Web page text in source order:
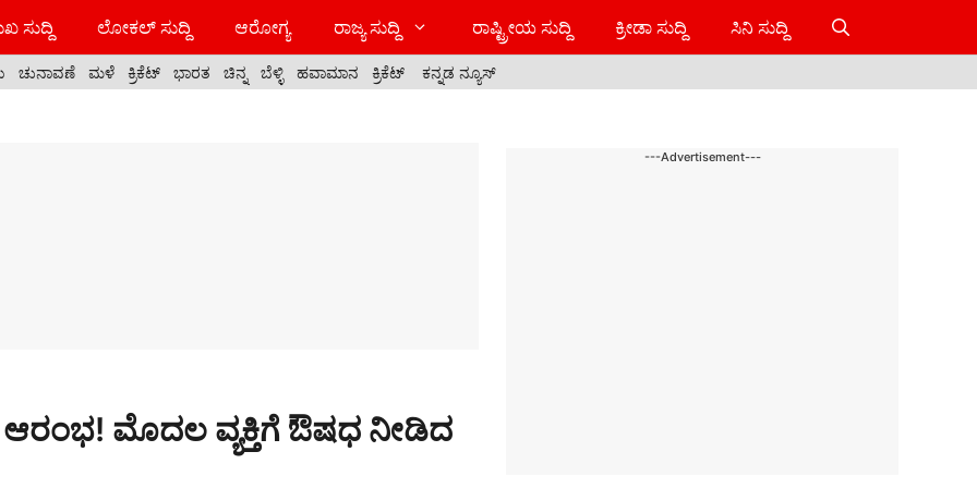
ಸುದ್ದಿ ಲೋಕಲ್ ಸುದ್ದಿ ಆರೋಗ್ಯ ರಾಜ್ಯ ಸುದ್ದಿ ರಾಷ್ಟ್ರೀಯ ಸುದ್ದಿ ಕ್ರೀಡಾ ಸುದ್ದಿ ಸಿನಿ ಸುದ್ದಿ
ಚುನಾವಣೆ ಮಳೆ ಕ್ರಿಕೆಟ್ ಭಾರತ ಚಿನ್ನ ಬೆಳ್ಳಿ ಹವಾಮಾನ ಕ್ರಿಕೆಟ್ ಕನ್ನಡ ನ್ಯೂಸ್
ಆರಂಭ! ಮೊದಲ ವ್ಯಕ್ತಿಗೆ ಔಷಧ ನೀಡಿದ
---Advertisement---